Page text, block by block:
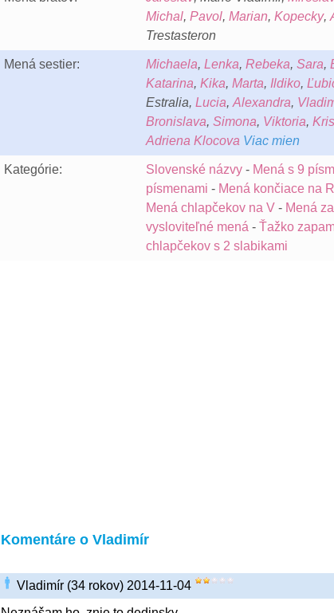
Michal, Pavol, Marian, Kopecky,
Trestasteron
Mená sestier: Michaela, Lenka, Rebeka, Sara,
Katarina, Kika, Marta, Ildiko,
Estralia, Lucia, Alexandra,
Bronislava, Simona, Viktoria,
Adriena Klocova Viac mien
Kategórie: Slovenské názvy- Mená s 9
písmenami - Mená končiace na R
Mená chlapčekov na V- Mená
vysloviteľné mená - Ťažko
chlapčekov s 2 slabikami
Komentáre o Vladimír
Vladimír (34 rokov) 2014-11-04